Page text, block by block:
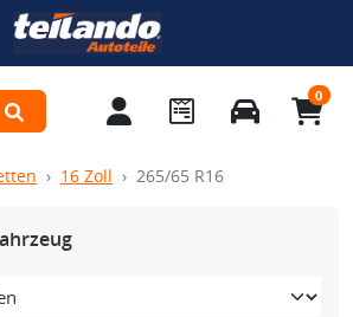
0
16 Zoll 265/65 R16